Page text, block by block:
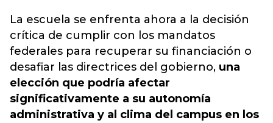
La escuela se enfrenta ahora a la decisión
crítica de cumplir con los mandatos
federales para recuperar su financiación o
desafiar las directrices del gobierno, una
elección que podría afectar
significativamente a su autonomía
administrativa y al clima del campus en los